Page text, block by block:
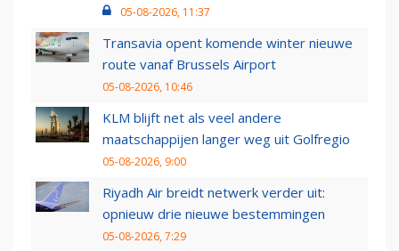
05-08-2026, 11:37
Transavia opent komende winter nieuwe
route vanaf Brussels Airport
05-08-2026, 10:46
KLM blijft net als veel andere
maatschappijen langer weg uit Golfregio
05-08-2026, 9:00
Riyadh Air breidt netwerk verder uit:
opnieuw drie nieuwe bestemmingen
05-08-2026, 7:29